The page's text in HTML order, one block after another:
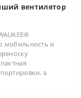
вентилятор
мобильность и
а